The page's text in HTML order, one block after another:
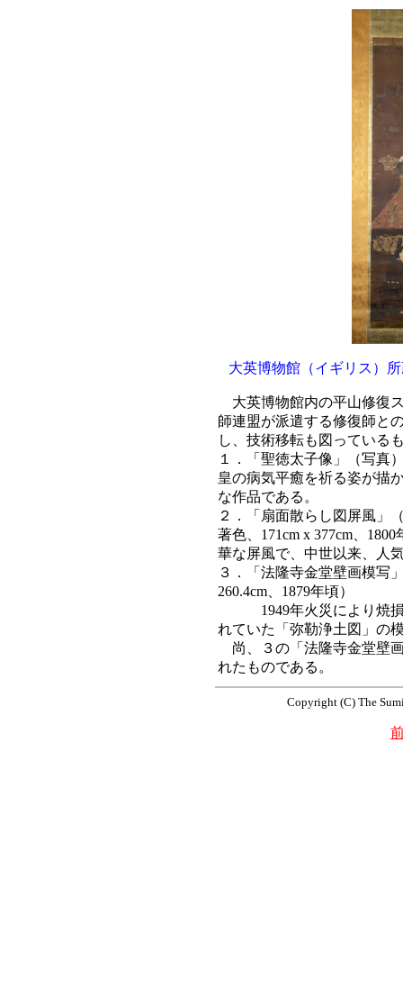
大英博物館（イギリス）
大英博物館内の平山修復
師連盟が派遣する修復師と
し、技術移転も図っている
１．「聖徳太子像」（写真
皇の病気平癒を祈る姿が描
な作品である。
２．「扇面散らし図屏風」
著色、171cm x 377cm、
華な屏風で、中世以来、人
３．「法隆寺金堂壁画模写
260.4cm、1879年頃）
1949年火災により焼損
れていた「弥勒浄土図」の
尚、３の「法隆寺金堂壁
れたものである。
Copyright (C) The